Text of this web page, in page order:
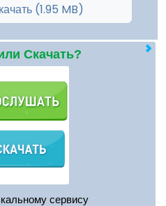
(1.95 MB)
Скачать?
сервису